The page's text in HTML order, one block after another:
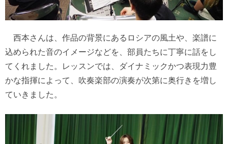
西本さんは、作品の背景にあるロシアの風土や、楽譜に
込められた音のイメージなどを、部員たちに丁寧に話をし
てくれました。レッスンでは、ダイナミックかつ表現力豊
かな指揮によって、吹奏楽部の演奏が次第に奥行きを増し
ていきました。